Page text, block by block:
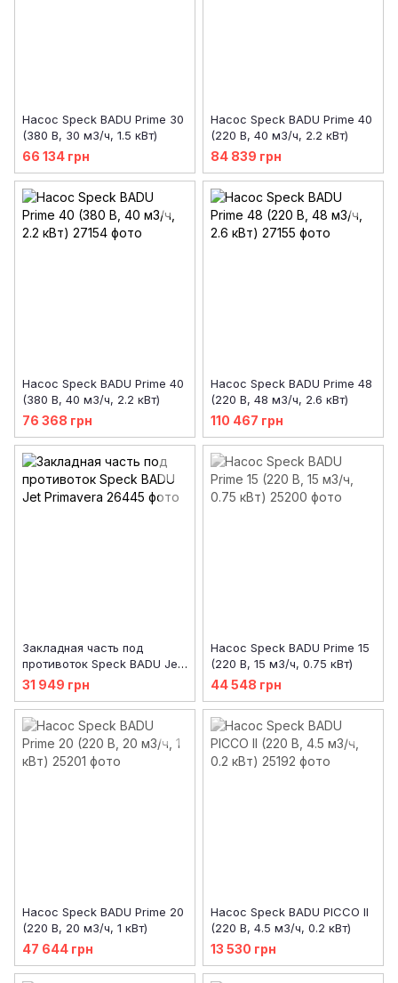
Насос Speck BADU Prime 30
(380 В, 30 м3/ч, 1.5 кВт)
66 134 грн
Насос Speck BADU Prime 40
(220 В, 40 м3/ч, 2.2 кВт)
84 839 грн
Насос Speck BADU Prime 40
(380 В, 40 м3/ч, 2.2 кВт)
76 368 грн
Насос Speck BADU Prime 48
(220 В, 48 м3/ч, 2.6 кВт)
110 467 грн
Закладная часть под
противоток Speck BADU Jet
Primavera
31 949 грн
Насос Speck BADU Prime 15
(220 В, 15 м3/ч, 0.75 кВт)
44 548 грн
Насос Speck BADU Prime 20
(220 В, 20 м3/ч, 1 кВт)
47 644 грн
Насос Speck BADU PICCO ІІ
(220 В, 4.5 м3/ч, 0.2 кВт)
13 530 грн